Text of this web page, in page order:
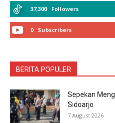
37,300 Followers
0 Subscribers
BERITA POPULER
Sepekan
Sidoarjo
7 August 2026